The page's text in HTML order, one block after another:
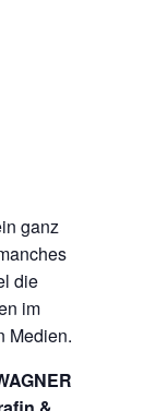
ganz
die
im
Medien.